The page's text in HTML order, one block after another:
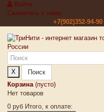
Войти
Свяжитесь с нами
+7(902)352-94-90
X
Поиск
Корзина (пусто)
Нет товаров
0 руб Итого, к оплате: